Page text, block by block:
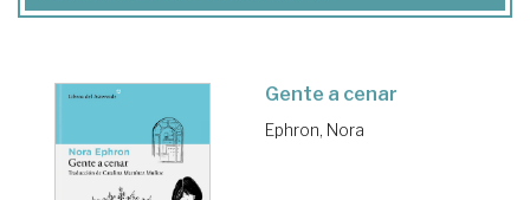
Gente a cenar
Ephron, Nora